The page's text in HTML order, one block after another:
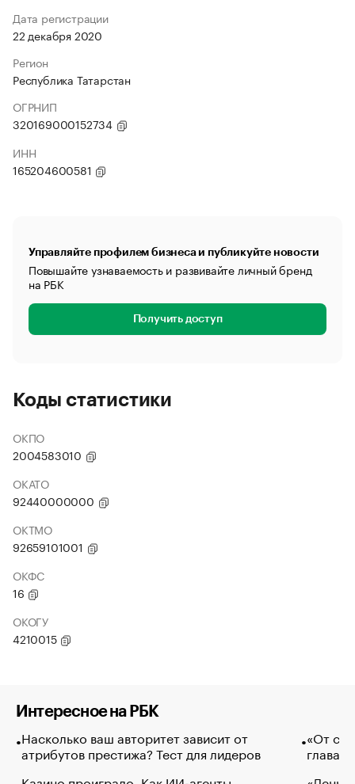
Дата регистрации
22 декабря 2020
Регион
Республика Татарстан
ОГРНИП
320169000152734
ИНН
165204600581
Управляйте профилем бизнеса и публикуйте новости
Повышайте узнаваемость и развивайте личный бренд
на РБК
Получить доступ
Коды статистики
ОКПО
2004583010
ОКАТО
92440000000
ОКТМО
92659101001
ОКФС
16
ОКОГУ
4210015
Интересное на РБК
Насколько ваш авторитет зависит от
атрибутов престижа? Тест для лидеров
«От
глава